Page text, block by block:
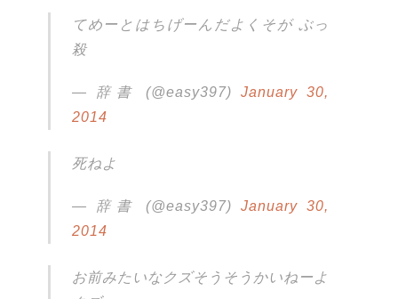
てめーとはちげーんだよくそが ぶっ
殺
— 辞書 (@easy397)January 30,
2014
死ねよ
— 辞書 (@easy397)January 30,
2014
お前みたいなクズそうそうかいねーよ